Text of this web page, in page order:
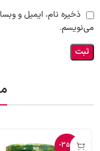
ذخیره نام، ایمیل و
می‌نویسم.
-35%